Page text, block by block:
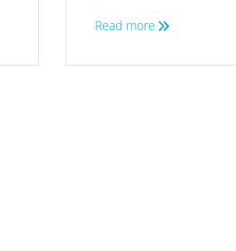
Read more